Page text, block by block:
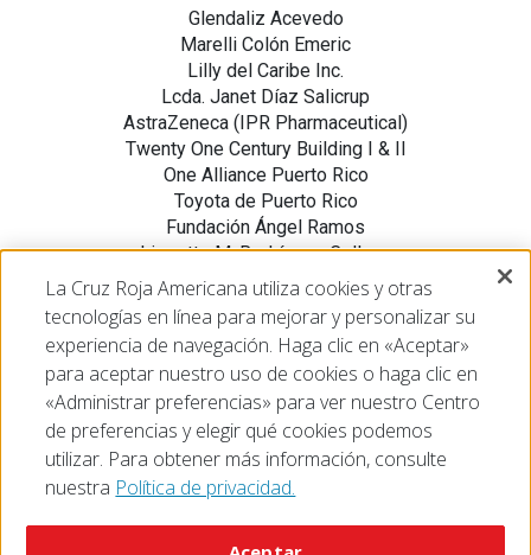
Glendaliz Acevedo
Marelli Colón Emeric
Lilly del Caribe Inc.
Lcda. Janet Díaz Salicrup
AstraZeneca (IPR Pharmaceutical)
Twenty One Century Building I & II
One Alliance Puerto Rico
Toyota de Puerto Rico
Fundación Ángel Ramos
Lissette M. Rodríguez Collazo
The 20/22 Act Society Foundation
Fundación Plaza Las Américas Mano Amiga
Fundacion Triple S
La Cruz Roja Americana utiliza cookies y otras
tecnologías en línea para mejorar y personalizar su
experiencia de navegación. Haga clic en «Aceptar»
para aceptar nuestro uso de cookies o haga clic en
«Administrar preferencias» para ver nuestro Centro
de preferencias y elegir qué cookies podemos
utilizar. Para obtener más información, consulte
nuestra Política de privacidad.